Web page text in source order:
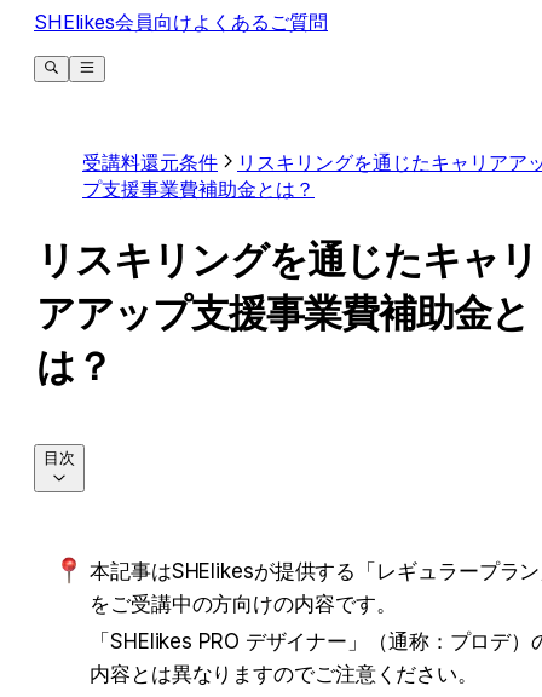
SHElikes会員向けよくあるご質問
受講料還元条件
リスキリングを通じたキャリアア
プ支援事業費補助金とは？
リスキリングを通じたキャリ
アアップ支援事業費補助金と
は？
本記事はSHElikesが提供する「レギュラープラ
をご受講中の方向けの内容です。
「SHElikes PRO デザイナー」（通称：プロデ）
内容とは異なりますのでご注意ください。
目次